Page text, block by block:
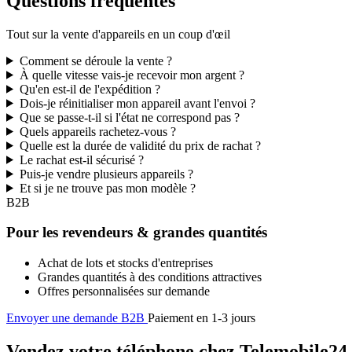
Tout sur la vente d'appareils en un coup d'œil
Comment se déroule la vente ?
À quelle vitesse vais-je recevoir mon argent ?
Qu'en est-il de l'expédition ?
Dois-je réinitialiser mon appareil avant l'envoi ?
Que se passe-t-il si l'état ne correspond pas ?
Quels appareils rachetez-vous ?
Quelle est la durée de validité du prix de rachat ?
Le rachat est-il sécurisé ?
Puis-je vendre plusieurs appareils ?
Et si je ne trouve pas mon modèle ?
B2B
Pour les revendeurs & grandes quantités
Achat de lots et stocks d'entreprises
Grandes quantités à des conditions attractives
Offres personnalisées sur demande
Envoyer une demande B2B Paiement en 1-3 jours